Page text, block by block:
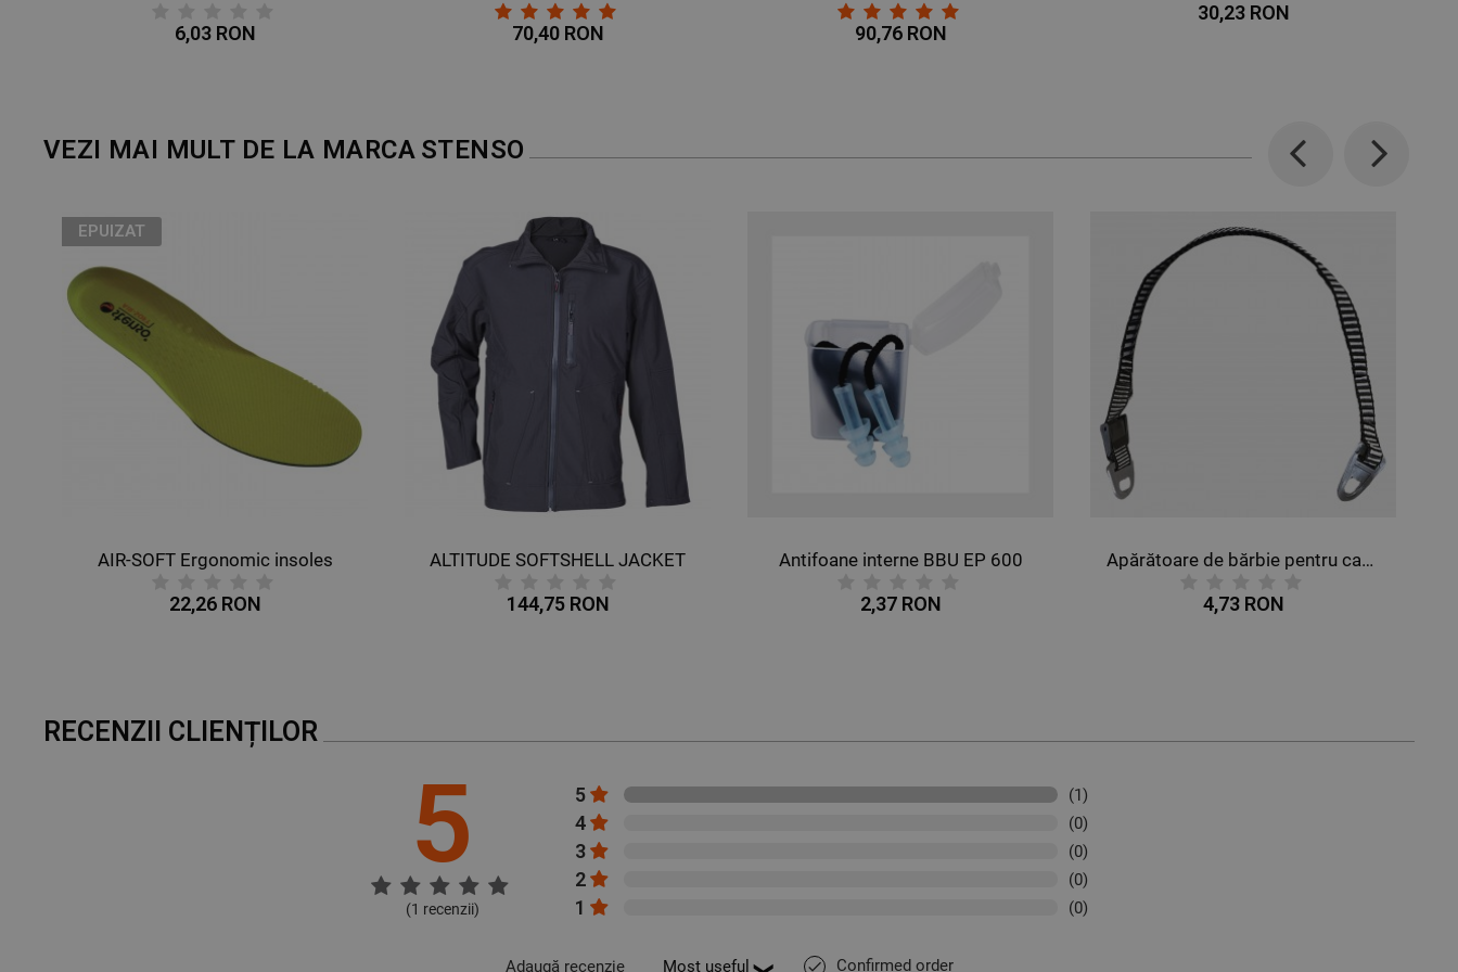
6,03 RON 70,40 RON 90,76 RON
30,23 RON
VEZI MAI MULT DE LA MARCA STENSO
Previous
EPUIZAT
AIR-SOFT Ergonomic insoles
22,26 RON
ALTITUDE SOFTSHELL JACKET
144,75 RON
Antifoane interne BBU EP 600
2,37 RON
Apărătoare de bărbie pentru cască STENSO
4,73 RON
Next
RECENZII CLIENȚILOR
5
(1 recenzii)
5 (1)
4 (0)
3 (0)
2 (0)
1 (0)
Adaugă recenzie done Confirmed order